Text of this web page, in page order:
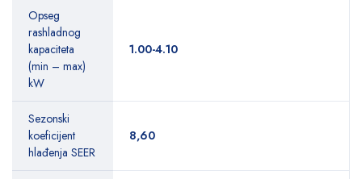
Opseg
rashladnog
kapaciteta
(min – max)
kW
1.00-4.10
Sezonski
koeficijent
hlađenja SEER
8,60